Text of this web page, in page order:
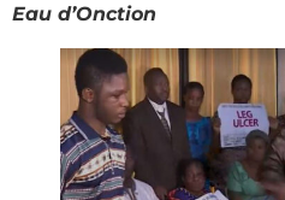
Eau d’Onction